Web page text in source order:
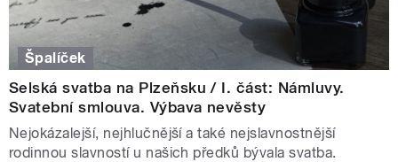
Špalíček
Selská svatba na Plzeňsku / I. část: Námluvy.
Svatební smlouva. Výbava nevěsty
Nejokázalejší, nejhlučnější a také nejslavnostnější
rodinnou slavností u našich předků bývala svatba.